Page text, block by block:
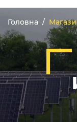
Головна